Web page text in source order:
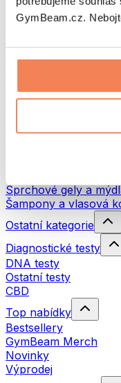
GymBeam.cz.
Jóga a pilates
Otužování
Turistika
Red Light Therapy
Vodní filtry a konvice
Sprchové gely a
Šampony a vlasová
Ostatní kategorie
Diagnostické testy
DNA testy
Ostatní testy
CBD
Top nabídky
Bestsellery
GymBeam Merch
Novinky
Výprodej